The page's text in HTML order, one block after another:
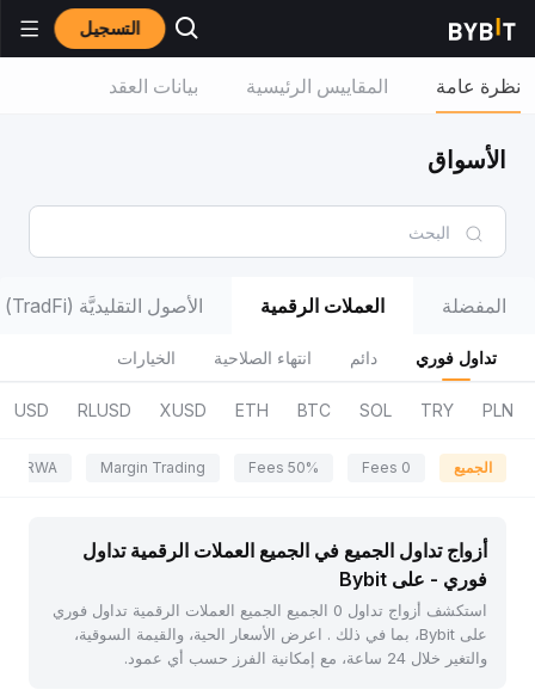
التسجيل
نظرة عامة المقاييس الرئيسية بيانات العقد
الأسواق
المفضلة العملات الرقمية الأصول التقليديَّة (TradFi)
تداول فوري دائم انتهاء الصلاحية الخيارات
PLN
TRY
SOL
BTC
ETH
XUSD
RLUSD
USD
الجميع 0 Fees
50% Fees
Margin Trading
RWA
أزواج تداول الجميع في الجميع العملات الرقمية تداول
فوري - على Bybit
استكشف أزواج تداول 0 الجميع الجميع العملات الرقمية تداول فوري
على Bybit، بما في ذلك . اعرض الأسعار الحية، والقيمة السوقية،
والتغير خلال 24 ساعة، مع إمكانية الفرز حسب أي عمود.